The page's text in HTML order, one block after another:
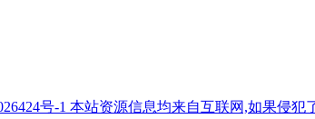
号-1 本站资源信息均来自互联网,如果侵犯